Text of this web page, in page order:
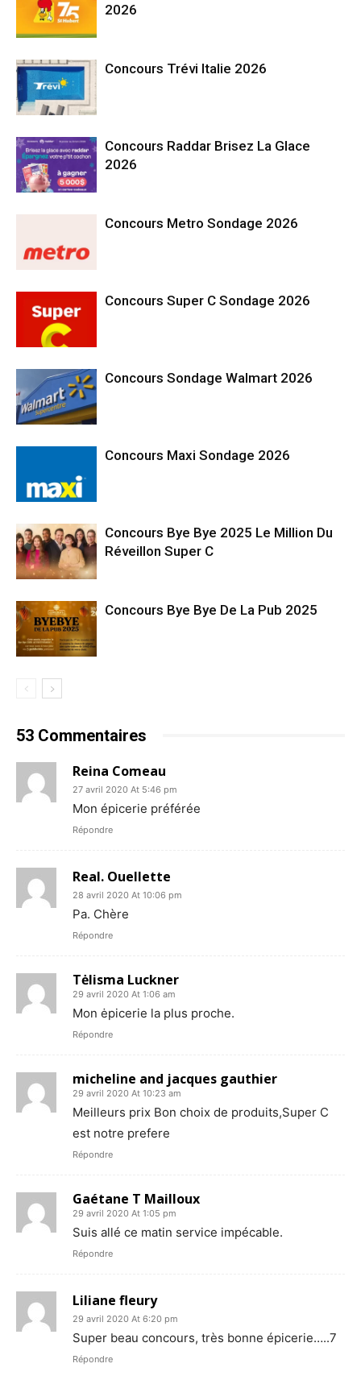
2026
Concours Trévi Italie 2026
Concours Raddar Brisez La Glace
2026
Concours Metro Sondage 2026
Concours Super C Sondage 2026
Concours Sondage Walmart 2026
Concours Maxi Sondage 2026
Concours Bye Bye 2025 Le Million Du
Réveillon Super C
Concours Bye Bye De La Pub 2025
53 Commentaires
Reina Comeau
27 avril 2020 At 5:46 pm
Mon épicerie préférée
Répondre
Real. Ouellette
28 avril 2020 At 10:06 pm
Pa. Chère
Répondre
Tėlisma Luckner
29 avril 2020 At 1:06 am
Mon ėpicerie la plus proche.
Répondre
micheline and jacques gauthier
29 avril 2020 At 10:23 am
Meilleurs prix Bon choix de produits,Super C
est notre prefere
Répondre
Gaétane T Mailloux
29 avril 2020 At 1:05 pm
Suis allé ce matin service impécable.
Répondre
Liliane fleury
29 avril 2020 At 6:20 pm
Super beau concours, très bonne épicerie…..7
Répondre